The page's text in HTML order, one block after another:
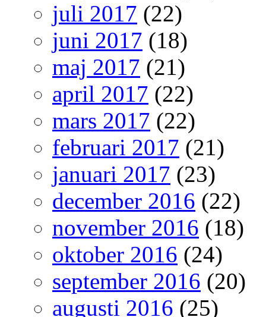
juli 2017 (22)
juni 2017 (18)
maj 2017 (21)
april 2017 (22)
mars 2017 (22)
februari 2017 (21)
januari 2017 (23)
december 2016 (22)
november 2016 (18)
oktober 2016 (24)
september 2016 (20)
augusti 2016 (25)